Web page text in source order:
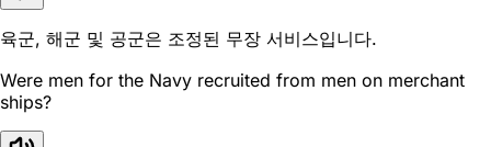
육군, 해군 및 공군은 조정된 무장 서비스입니다.
Were men for the Navy recruited from men on merchant
ships?